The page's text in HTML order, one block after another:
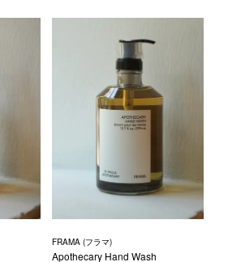
FRAMA (フラマ)
Apothecary Hand Wash